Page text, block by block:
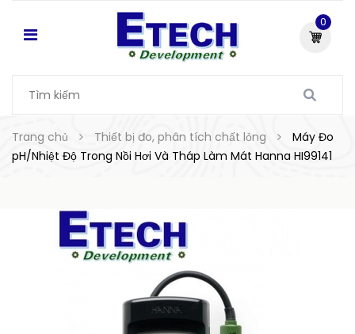
0
Trang chủ Thiết bị đo, phân tích chất lỏng
Máy Đo
pH/Nhiệt Độ Trong Nồi Hơi Và Tháp Làm Mát Hanna HI99141